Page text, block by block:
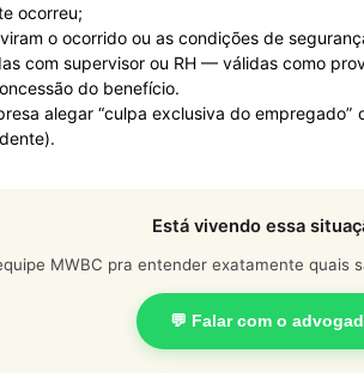
ocorreu;
o ocorrido ou as condições de
com supervisor ou RH — válidas como
do benefício.
alegar “culpa exclusiva do empregado”
Está vivendo essa
MWBC pra entender exatamente quais
💬 Falar com o